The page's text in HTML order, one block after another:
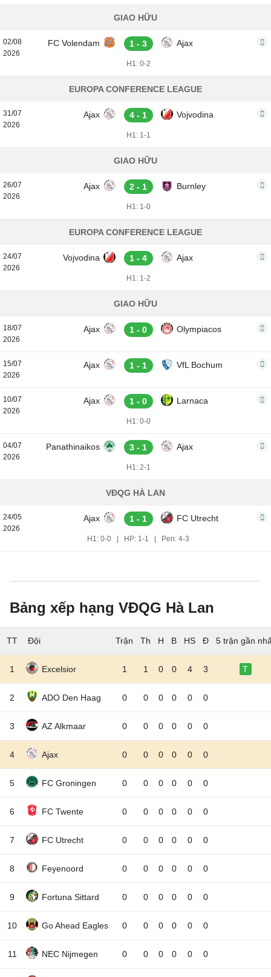
GIAO HỮU
02/08
2026
FC Volendam 1 - 3 Ajax
H1: 0-2
EUROPA CONFERENCE LEAGUE
31/07
2026
Ajax 4 - 1 Vojvodina
H1: 1-1
GIAO HỮU
26/07
2026
Ajax 2 - 1 Burnley
H1: 1-0
EUROPA CONFERENCE LEAGUE
24/07
2026
Vojvodina 1 - 4 Ajax
H1: 1-2
GIAO HỮU
18/07
2026
Ajax 1 - 0 Olympiacos
15/07
2026
Ajax 1 - 1 VfL Bochum
10/07
2026
Ajax 1 - 0 Larnaca
H1: 0-0
04/07
2026
Panathinaikos 3 - 1 Ajax
H1: 2-1
VĐQG HÀ LAN
24/05
2026
Ajax 1 - 1 FC Utrecht
H1: 0-0 HP: 1-1 Pen: 4-3
Bảng xếp hạng VĐQG Hà Lan
TT Đội 5 trận gần
1 Excelsior 1 1 0 0 4 3 T
2 ADO Den Haag 0 0 0 0 0 0
3 AZ Alkmaar 0 0 0 0 0 0
4 Ajax 0 0 0 0 0 0
5 FC Groningen 0 0 0 0 0 0
6 FC Twente 0 0 0 0 0 0
7 FC Utrecht 0 0 0 0 0 0
8 Feyenoord 0 0 0 0 0 0
9 Fortuna Sittard 0 0 0 0 0 0
10 Go Ahead Eagles 0 0 0 0 0 0
11 NEC Nijmegen 0 0 0 0 0 0